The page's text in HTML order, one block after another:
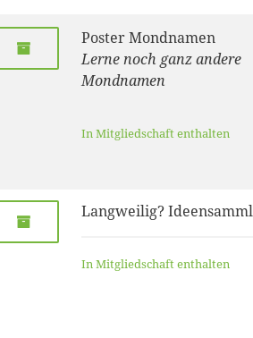
Poster Mondnamen
Lerne noch ganz andere
Mondnamen
In Mitgliedschaft enthalten
Langweilig?
In Mitgliedschaft enthalten